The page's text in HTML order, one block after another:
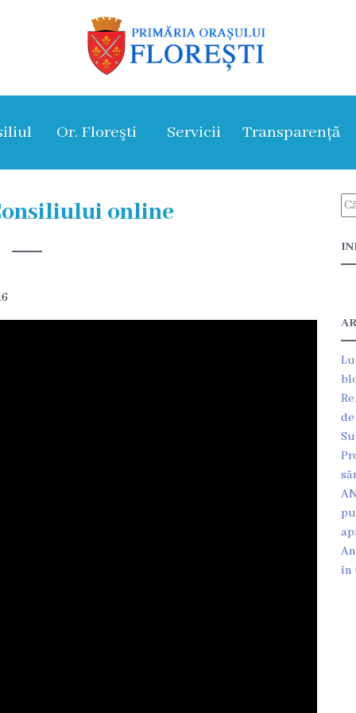
Or. Floreşti Servicii Transparență
online
în